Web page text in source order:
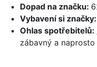
Dopad na značku:
Vybavení si značky:
Ohlas spotřebitelů:
zábavný a naprosto